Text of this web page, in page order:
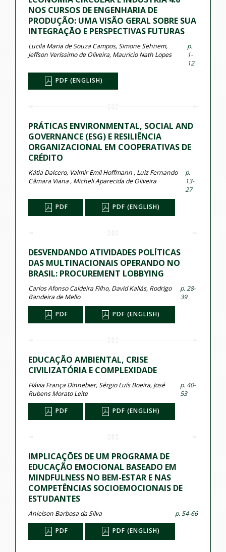
NOS CURSOS DE ENGENHARIA DE
PRODUÇÃO: UMA VISÃO GERAL SOBRE SUA
INTEGRAÇÃO E PERSPECTIVAS FUTURAS
Lucila Maria de Souza Campos, Simone Sehnem,
Jeffson Veríssimo de Oliveira, Mauricio Nath Lopes
p.
1-
12
PDF (ENGLISH)
PRÁTICAS ENVIRONMENTAL, SOCIAL AND
GOVERNANCE (ESG) E RESILIÊNCIA
ORGANIZACIONAL EM COOPERATIVAS DE
CRÉDITO
Kátia Dalcero, Valmir Emil Hoffmann , Luiz Fernando
Câmara Viana , Micheli Aparecida de Oliveira
p.
13-
27
PDF PDF (ENGLISH)
DESVENDANDO ATIVIDADES POLÍTICAS
DAS MULTINACIONAIS OPERANDO NO
BRASIL: PROCUREMENT LOBBYING
Carlos Afonso Caldeira Filho, David Kallás, Rodrigo
Bandeira de Mello
p. 28-
39
PDF PDF (ENGLISH)
EDUCAÇÃO AMBIENTAL, CRISE
CIVILIZATÓRIA E COMPLEXIDADE
Flávia França Dinnebier, Sérgio Luís Boeira, José
Rubens Morato Leite
p. 40-
53
PDF PDF (ENGLISH)
IMPLICAÇÕES DE UM PROGRAMA DE
EDUCAÇÃO EMOCIONAL BASEADO EM
MINDFULNESS NO BEM-ESTAR E NAS
COMPETÊNCIAS SOCIOEMOCIONAIS DE
ESTUDANTES
Anielson Barbosa da Silva p. 54-66
PDF PDF (ENGLISH)